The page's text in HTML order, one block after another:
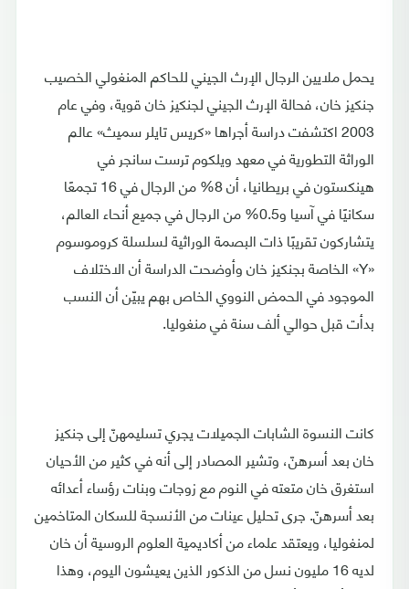
يحمل ملايين الرجال الإرث الجيني للحاكم المنغولي الخصيب
جنكيز خان، فحالة الإرث الجيني لجنكيز خان قوية، وفي عام
2003 اكتشفت دراسة أجراها «كريس تايلر سميث» عالم
الوراثة التطورية في معهد ويلكوم ترست سانجر في
هينكستون في بريطانيا، أن 8% من الرجال في 16 تجمعًا
سكانيًا في آسيا و0.5% من الرجال في جميع أنحاء العالم،
يتشاركون تقريبًا ذات البصمة الوراثية لسلسلة كروموسوم
«Y» الخاصة بجنكيز خان وأوضحت الدراسة أن الاختلاف
الموجود في الحمض النووي الخاص بهم يبيّن أن النسب
بدأت قبل حوالي ألف سنة في منغوليا.
كانت النسوة الشابات الجميلات يجري تسليمهنّ إلى جنكيز
خان بعد أسرهنّ، وتشير المصادر إلى أنه في كثير من الأحيان
استغرق خان متعته في النوم مع زوجات وبنات رؤساء أعدائه
بعد أسرهنّ. جرى تحليل عينات من الأنسجة للسكان المتاخمين
لمنغوليا، ويعتقد علماء من أكاديمية العلوم الروسية أن خان
لديه 16 مليون نسل من الذكور الذين يعيشون اليوم، وهذا